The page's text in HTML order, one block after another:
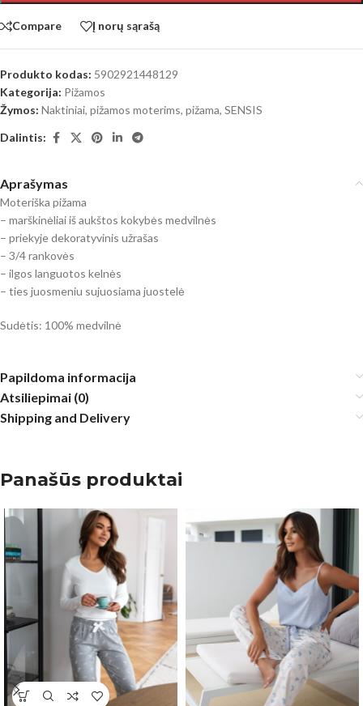
Compare Į norų sąrašą
Produkto kodas: 5902921448129
Kategorija: Pižamos
Žymos: Naktiniai, pižamos moterims, pižama, SENSIS
Dalintis:
Aprašymas
Moteriška pižama
– marškinėliai iš aukštos kokybės medvilnės
– priekyje dekoratyvinis užrašas
– 3/4 rankovės
– ilgos languotos kelnės
– ties juosmeniu sujuosiama juostelė
Sudėtis: 100% medvilnė
Papildoma informacija
Atsiliepimai (0)
Shipping and Delivery
Panašūs produktai